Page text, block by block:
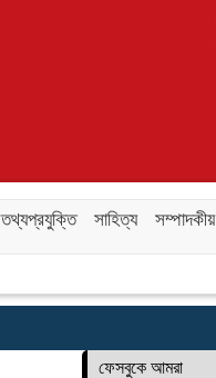
তথ্যপ্রযুক্তি সাহিত্য সম্পাদকীয়
ফেসবুকে আমরা